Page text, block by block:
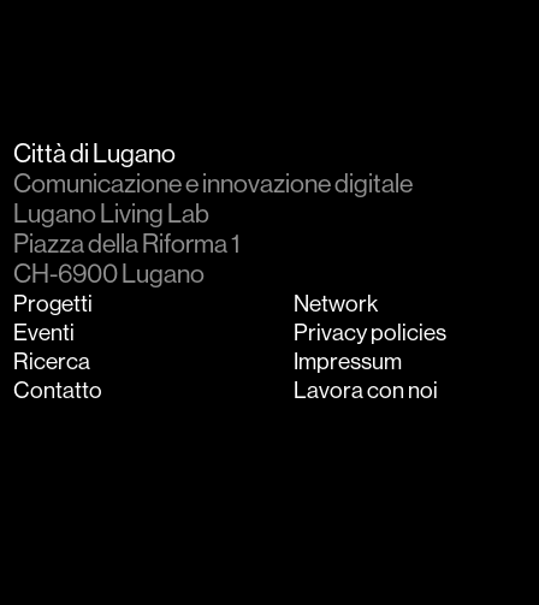
Città di Lugano
Comunicazione e innovazione digitale
Lugano Living Lab
Piazza della Riforma 1
CH-6900 Lugano
Progetti
Eventi
Ricerca
Contatto
Network
Privacy policies
Impressum
Lavora con noi